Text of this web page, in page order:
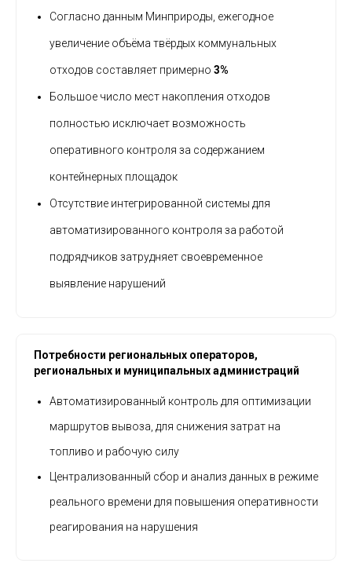
Согласно данным Минприроды, ежегодное
увеличение объёма твёрдых коммунальных
отходов составляет примерно 3%
Большое число мест накопления отходов
полностью исключает возможность
оперативного контроля за содержанием
контейнерных площадок
Отсутствие интегрированной системы для
автоматизированного контроля за работой
подрядчиков затрудняет своевременное
выявление нарушений
Потребности региональных операторов,
региональных и муниципальных администраций
Автоматизированный контроль для оптимизации
маршрутов вывоза, для снижения затрат на
топливо и рабочую силу
Централизованный сбор и анализ данных в режиме
реального времени для повышения оперативности
реагирования на нарушения